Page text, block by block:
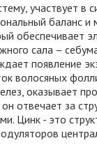
участвует в
баланс и
обеспечивает
сала –
появление
волосяных
оказывает
отвечает за
Цинк - это